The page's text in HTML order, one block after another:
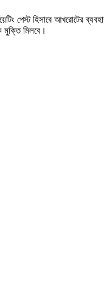
পেস্ট হিসাবে আখরোটের
মুক্তি মিলবে।